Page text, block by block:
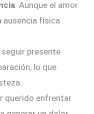
: Aunque el amor
ausencia física
seguir presente
lo que
querido enfrentar